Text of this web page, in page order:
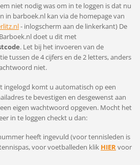
niet nodig was om in te loggen is dat nu
in barboek.nl kan via de homepage van
- inlogscherm aan de linkerkant) De
doet u dit met
. Let bij het invoeren van de
tussen de 4 cijfers en de 2 letters, anders
niet.
ingelogd komt u automatisch op een
te bevestigen en desgewenst aan
eigen wachtwoord opgeven. Mocht het
in te loggen checkt u dan:
heeft ingevuld (voor tennisleden is
voor voetballeden klik HIERvoor